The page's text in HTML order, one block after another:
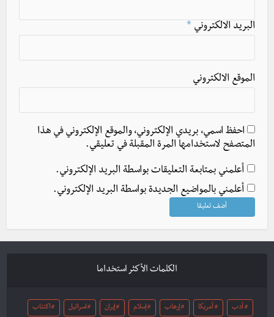
البريد الالكتروني *
الموقع الالكتروني
احفظ اسمي، بريدي الإلكتروني، والموقع الإلكتروني في هذا
المتصفح لاستخدامها المرة المقبلة في تعليقي.
أعلمني بمتابعة التعليقات بواسطة البريد الإلكتروني.
أعلمني بالمواضيع الجديدة بواسطة البريد الإلكتروني.
الكلمات الأكثر استخداما
أدب أمريكا إرهاب إسلام إيران اسرائيل اكتئاب